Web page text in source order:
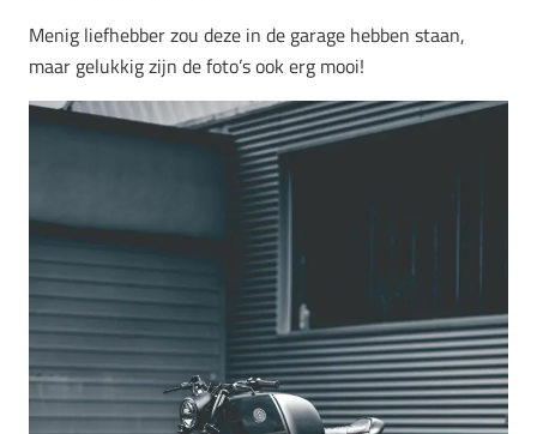
Menig liefhebber zou deze in de garage hebben staan,
maar gelukkig zijn de foto’s ook erg mooi!